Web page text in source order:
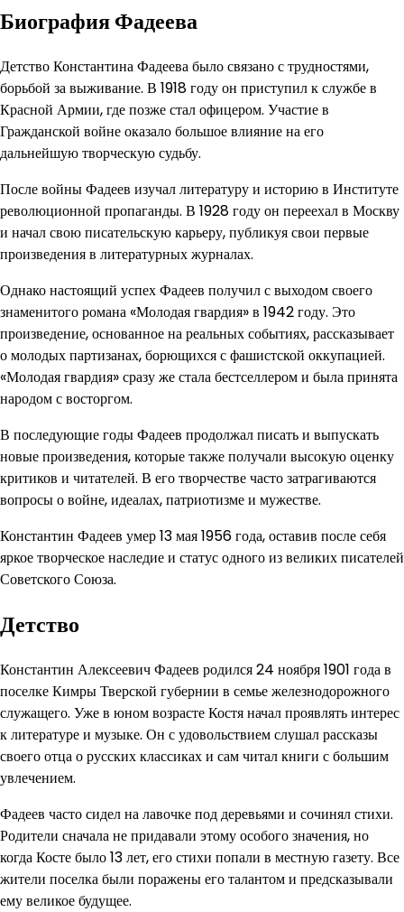
Биография Фадеева
Детство Константина Фадеева было связано с трудностями,
борьбой за выживание. В 1918 году он приступил к службе в
Красной Армии, где позже стал офицером. Участие в
Гражданской войне оказало большое влияние на его
дальнейшую творческую судьбу.
После войны Фадеев изучал литературу и историю в Институте
революционной пропаганды. В 1928 году он переехал в Москву
и начал свою писательскую карьеру, публикуя свои первые
произведения в литературных журналах.
Однако настоящий успех Фадеев получил с выходом своего
знаменитого романа «Молодая гвардия» в 1942 году. Это
произведение, основанное на реальных событиях, рассказывает
о молодых партизанах, борющихся с фашистской оккупацией.
«Молодая гвардия» сразу же стала бестселлером и была принята
народом с восторгом.
В последующие годы Фадеев продолжал писать и выпускать
новые произведения, которые также получали высокую оценку
критиков и читателей. В его творчестве часто затрагиваются
вопросы о войне, идеалах, патриотизме и мужестве.
Константин Фадеев умер 13 мая 1956 года, оставив после себя
яркое творческое наследие и статус одного из великих писателей
Советского Союза.
Детство
Константин Алексеевич Фадеев родился 24 ноября 1901 года в
поселке Кимры Тверской губернии в семье железнодорожного
служащего. Уже в юном возрасте Костя начал проявлять интерес
к литературе и музыке. Он с удовольствием слушал рассказы
своего отца о русских классиках и сам читал книги с большим
увлечением.
Фадеев часто сидел на лавочке под деревьями и сочинял стихи.
Родители сначала не придавали этому особого значения, но
когда Косте было 13 лет, его стихи попали в местную газету. Все
жители поселка были поражены его талантом и предсказывали
ему великое будущее.